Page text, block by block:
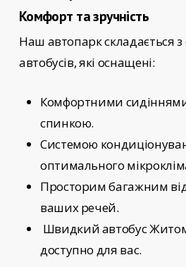
Комфорт та зручність
Наш автопарк складається з
автобусів, які оснащені:
Комфортними
спинкою.
Системою
оптимального
Просторим багажним
ваших речей.
Швидкий автобус
доступно для вас.